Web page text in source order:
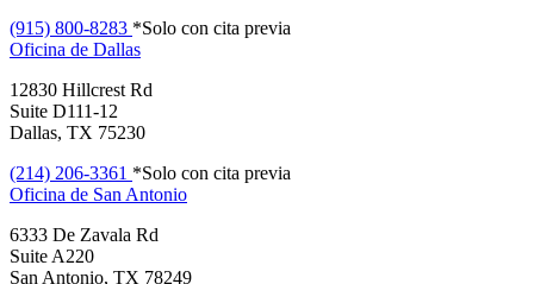
(915) 800-8283 *Solo con cita previa
Oficina de Dallas
12830 Hillcrest Rd
Suite D111-12
Dallas, TX 75230
(214) 206-3361 *Solo con cita previa
Oficina de San Antonio
6333 De Zavala Rd
Suite A220
San Antonio, TX 78249